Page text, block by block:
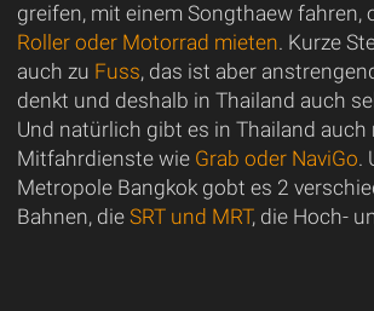
greifen, mit einem Songthaew fahren,
Roller oder Motorrad mieten. Kurze
auch zu Fuss, das ist aber
denkt und deshalb in Thailand auch
Und natürlich gibt es in Thailand auch
Mitfahrdienste wie Grab oder NaviGo.
Metropole Bangkok gobt es 2
Bahnen, die SRT und MRT, die Hoch-